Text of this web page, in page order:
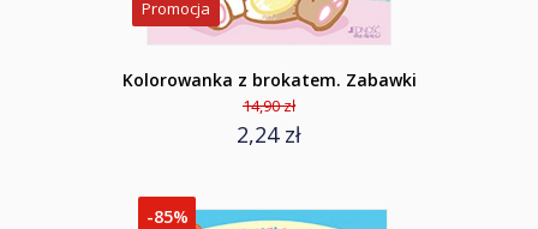
Promocja
Kolorowanka z brokatem. Zabawki
14,90 zł
2,24 zł
-85%